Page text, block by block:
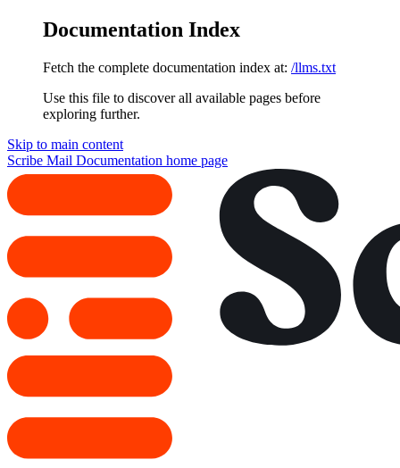
Documentation Index
Fetch the complete documentation index at: /llms.txt
Use this file to discover all available pages before
exploring further.
Skip to main content
Scribe Mail Documentation home page